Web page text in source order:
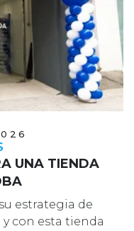
UNA TIENDA
estrategia de
con esta tienda